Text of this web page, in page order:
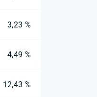
3,23 %
4,49 %
12,43 %